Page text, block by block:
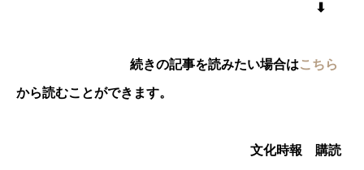
⬇︎
続きの記事を読みたい場合はこちら
から読むことができます。
文化時報 購読